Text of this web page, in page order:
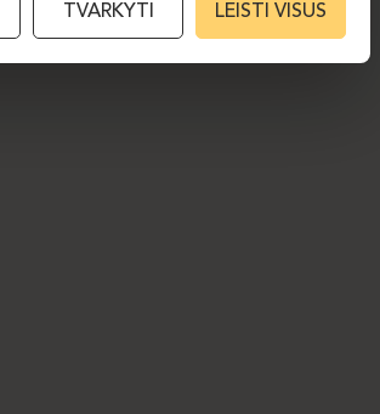
TVARKYTI LEISTI VISUS